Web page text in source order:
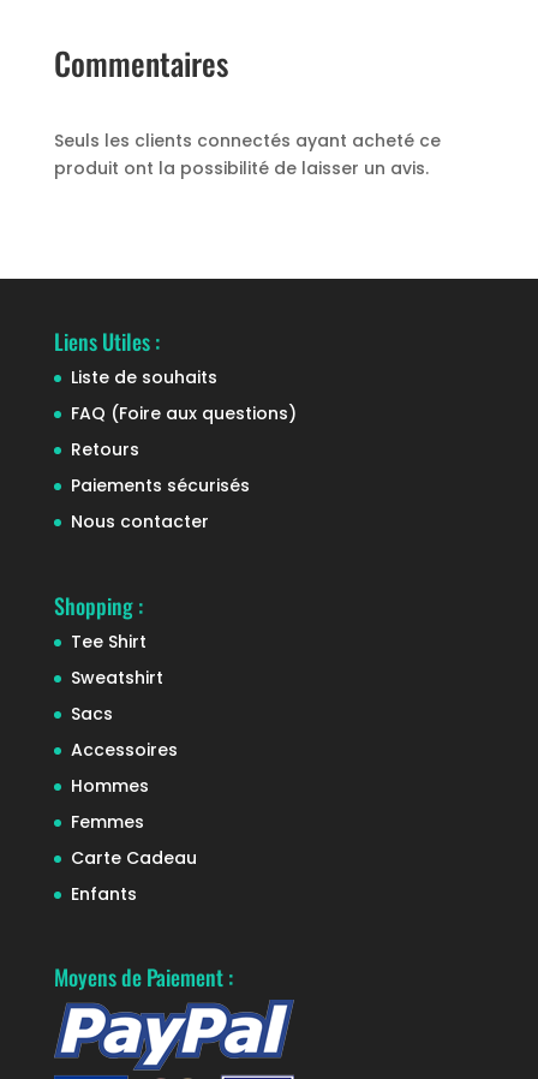
Commentaires
Seuls les clients connectés ayant acheté ce
produit ont la possibilité de laisser un avis.
Liens Utiles :
Liste de souhaits
FAQ (Foire aux questions)
Retours
Paiements sécurisés
Nous contacter
Shopping :
Tee Shirt
Sweatshirt
Sacs
Accessoires
Hommes
Femmes
Carte Cadeau
Enfants
Moyens de Paiement :